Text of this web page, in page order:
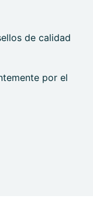
de calidad
por el